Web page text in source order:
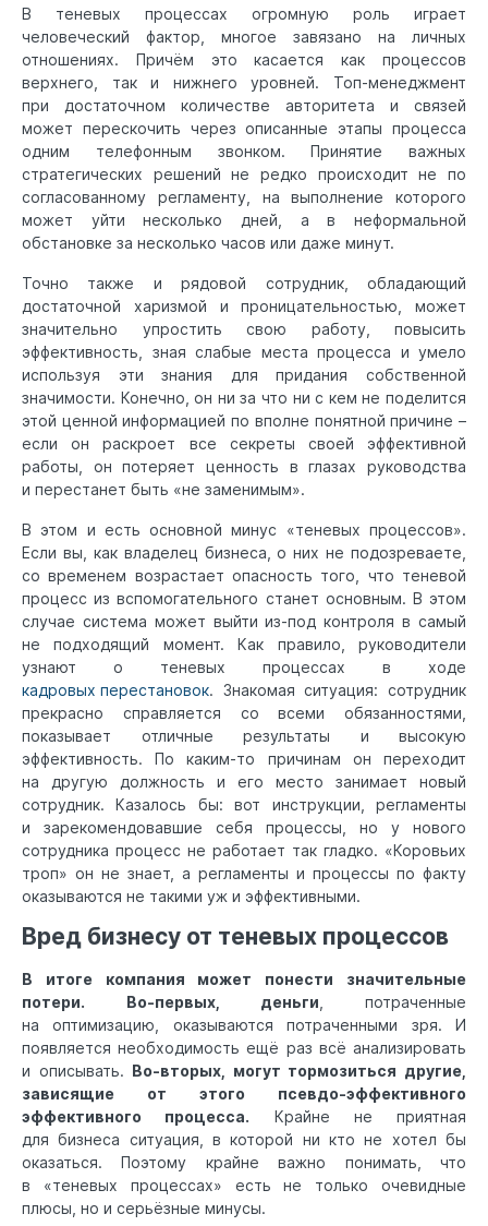
В теневых процессах огромную роль играет
человеческий фактор, многое завязано на личных
отношениях. Причём это касается как процессов
верхнего, так и нижнего уровней. Топ-менеджмент
при достаточном количестве авторитета и связей
может перескочить через описанные этапы процесса
одним телефонным звонком. Принятие важных
стратегических решений не редко происходит не по
согласованному регламенту, на выполнение которого
может уйти несколько дней, а в неформальной
обстановке за несколько часов или даже минут.
Точно также и рядовой сотрудник, обладающий
достаточной харизмой и проницательностью, может
значительно упростить свою работу, повысить
эффективность, зная слабые места процесса и умело
используя эти знания для придания собственной
значимости. Конечно, он ни за что ни с кем не поделится
этой ценной информацией по вполне понятной причине –
если он раскроет все секреты своей эффективной
работы, он потеряет ценность в глазах руководства
и перестанет быть «не заменимым».
В этом и есть основной минус «теневых процессов».
Если вы, как владелец бизнеса, о них не подозреваете,
со временем возрастает опасность того, что теневой
процесс из вспомогательного станет основным. В этом
случае система может выйти из-под контроля в самый
не подходящий момент. Как правило, руководители
узнают о теневых процессах в ходе
кадровых перестановок. Знакомая ситуация: сотрудник
прекрасно справляется со всеми обязанностями,
показывает отличные результаты и высокую
эффективность. По каким-то причинам он переходит
на другую должность и его место занимает новый
сотрудник. Казалось бы: вот инструкции, регламенты
и зарекомендовавшие себя процессы, но у нового
сотрудника процесс не работает так гладко. «Коровьих
троп» он не знает, а регламенты и процессы по факту
оказываются не такими уж и эффективными.
Вред бизнесу от теневых процессов
В итоге компания может понести значительные
потери.
Во-первых, деньги , потраченные
на оптимизацию, оказываются потраченными зря. И
появляется необходимость ещё раз всё анализировать
и описывать. Во-вторых, могут тормозиться другие,
зависящие от этого псевдо-эффективного
эффективного процесса. Крайне не приятная
для бизнеса ситуация, в которой ни кто не хотел бы
оказаться. Поэтому крайне важно понимать, что
в «теневых процессах» есть не только очевидные
плюсы, но и серьёзные минусы.